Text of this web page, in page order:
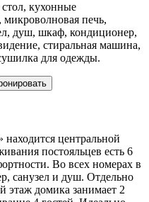
кухонные
печь,
душ, шкаф, кондиционер,
стиральная машина,
для одежды.
центральной
постояльцев есть 6
Во всех номерах в
санузел и душ. Отдельно
этаж домика занимает 2